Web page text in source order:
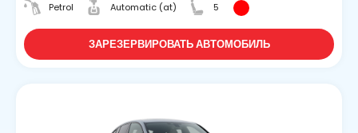
Petrol Automatic (at) 5
ЗАРЕЗЕРВИРОВАТЬ АВТОМОБИЛЬ